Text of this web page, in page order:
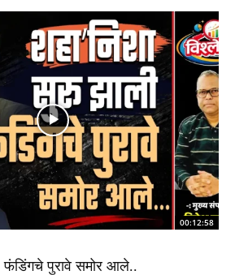
00:12:58
फंडिंगचे पुरावे समोर आले..